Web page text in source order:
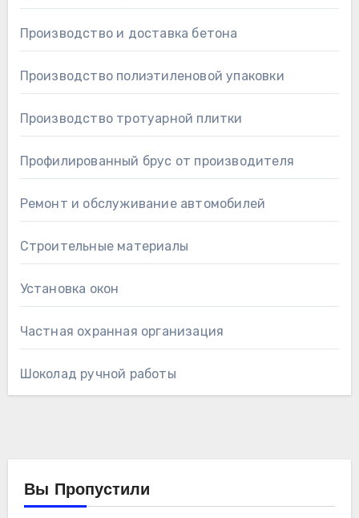
Производство и доставка бетона
Производство полиэтиленовой упаковки
Производство тротуарной плитки
Профилированный брус от производителя
Ремонт и обслуживание автомобилей
Строительные материалы
Установка окон
Частная охранная организация
Шоколад ручной работы
Вы Пропустили